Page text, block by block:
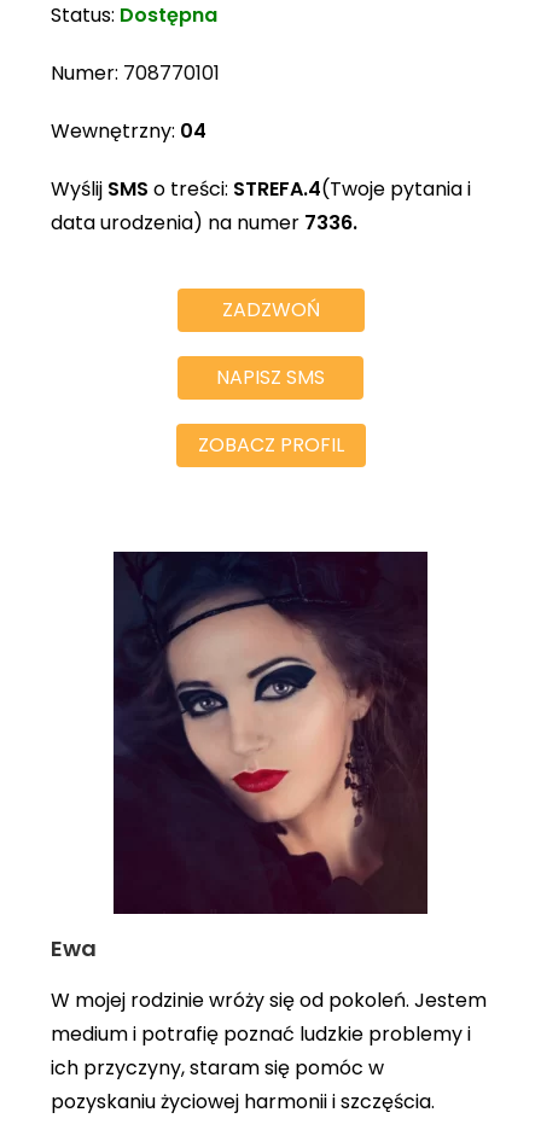
Status: Dostępna
Numer: 708770101
Wewnętrzny: 04
Wyślij SMS o treści: STREFA.4(Twoje pytania i
data urodzenia) na numer 7336.
ZADZWOŃ
NAPISZ SMS
ZOBACZ PROFIL
Ewa
W mojej rodzinie wróży się od pokoleń. Jestem
medium i potrafię poznać ludzkie problemy i
ich przyczyny, staram się pomóc w
pozyskaniu życiowej harmonii i szczęścia.